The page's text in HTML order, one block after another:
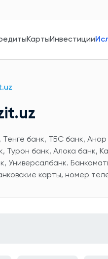
КартыИнвестиции
банк, ТБС банк,
Турон банк, Алока банк,
Универсалбанк.
карты, номер